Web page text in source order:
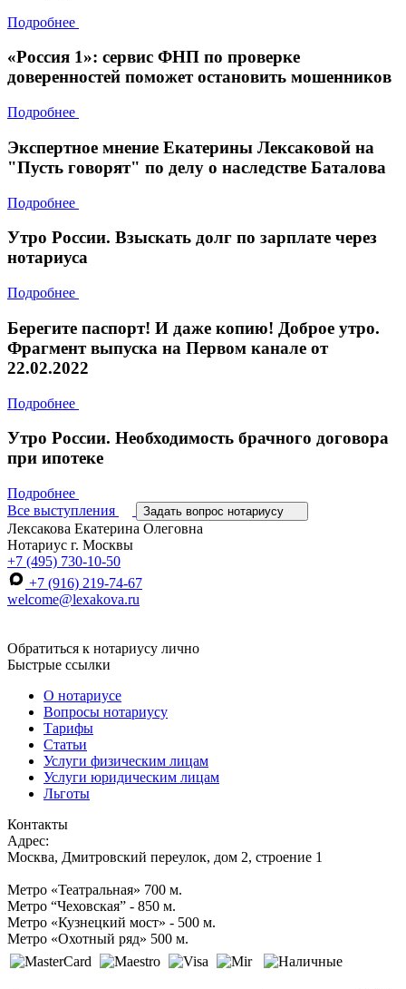
Подробнее
«Россия 1»: сервис ФНП по проверке
доверенностей поможет остановить мошенников
Подробнее
Экспертное мнение Екатерины Лексаковой на
"Пусть говорят" по делу о наследстве Баталова
Подробнее
Утро России. Взыскать долг по зарплате через
нотариуса
Подробнее
Берегите паспорт! И даже копию! Доброе утро.
Фрагмент выпуска на Первом канале от
22.02.2022
Подробнее
Утро России. Необходимость брачного договора
при ипотеке
Подробнее
Все выступления
Задать вопрос нотариусу
Лексакова Екатерина Олеговна
Нотариус г. Москвы
+7 (495) 730-10-50
+7 (916) 219-74-67
welcome@lexakova.ru
Обратиться к нотариусу лично
Быстрые ссылки
О нотариусе
Вопросы нотариусу
Тарифы
Статьи
Услуги физическим лицам
Услуги юридическим лицам
Льготы
Контакты
Адрес:
Москва, Дмитровский переулок, дом 2, строение 1
Метро «Театральная» 700 м.
Метро “Чеховская” - 850 м.
Метро «Кузнецкий мост» - 500 м.
Метро «Охотный ряд» 500 м.